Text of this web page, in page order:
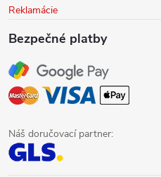
Reklamácie
Bezpečné platby
Náš doručovací partner: